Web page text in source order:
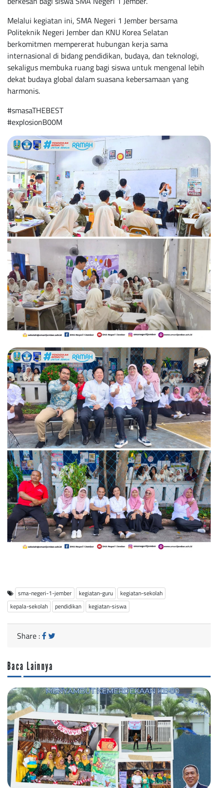
Melalui kegiatan ini, SMA Negeri 1 Jember bersama
Politeknik Negeri Jember dan KNU Korea Selatan
berkomitmen mempererat hubungan kerja sama
internasional di bidang pendidikan, budaya, dan teknologi,
sekaligus membuka ruang bagi siswa untuk mengenal lebih
dekat budaya global dalam suasana kebersamaan yang
harmonis.
#smasaTHEBEST
#explosionB00M
sma-negeri-1-jember kegiatan-guru
kegiatan-sekolah
kepala-sekolah
pendidikan kegiatan-siswa
Share :
Baca Lainnya